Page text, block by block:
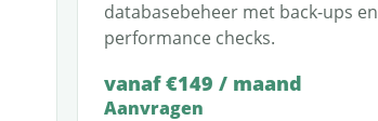
databasebeheer met back-ups en
performance checks.
vanaf €149 / maand
Aanvragen